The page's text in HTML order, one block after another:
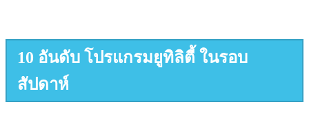
10 อันดับ โปรแกรมยูทิลิตี้ ในรอบ
สัปดาห์